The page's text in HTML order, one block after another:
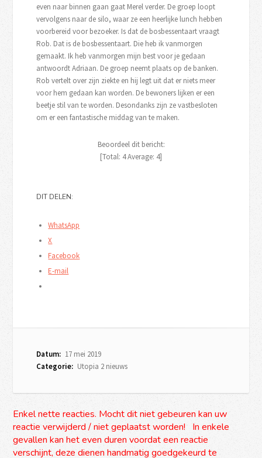
even naar binnen gaan gaat Merel verder. De groep loopt
vervolgens naar de silo, waar ze een heerlijke lunch hebben
voorbereid voor bezoeker. Is dat de bosbessentaart vraagt
Rob. Dat is de bosbessentaart. Die heb ik vanmorgen
gemaakt. Ik heb vanmorgen mijn best voor je gedaan
antwoordt Adriaan. De groep neemt plaats op de banken.
Rob vertelt over zijn ziekte en hij legt uit dat er niets meer
voor hem gedaan kan worden. De bewoners lijken er een
beetje stil van te worden. Desondanks zijn ze vastbesloten
om er een fantastische middag van te maken.
Beoordeel dit bericht:
[Total: 4Average: 4]
DIT DELEN:
WhatsApp
X
Facebook
E-mail
Datum: 17 mei 2019
Categorie: Utopia 2 nieuws
Enkel nette reacties. Mocht dit niet gebeuren kan uw
reactie verwijderd / niet geplaatst worden! In enkele
gevallen kan het even duren voordat een reactie
verschijnt, deze dienen handmatig goedgekeurd te